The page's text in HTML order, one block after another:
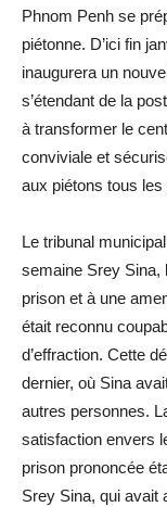
Phnom Penh se
piétonne. D’ici fin
inaugurera un
s’étendant de la
à transformer le
conviviale et
aux piétons tous
Le tribunal
semaine Srey Sina,
prison et à une
était reconnu
d’effraction. Cette
dernier, où Sina
autres personnes.
satisfaction envers
prison prononcée
Srey Sina, qui avait